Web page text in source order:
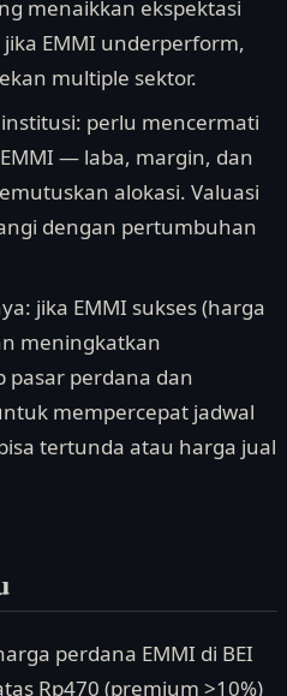
menaikkan ekspektasi
EMMI underperform,
multiple sektor.
perlu mencermati
— laba, margin, dan
alokasi. Valuasi
dengan pertumbuhan
jika EMMI sukses (harga
meningkatkan
pasar perdana dan
mempercepat jadwal
tertunda atau harga jual
perdana EMMI di BEI
Rp470 (premium >10%)